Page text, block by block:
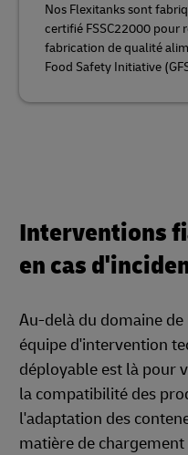
Nos Flexitanks sont
certifié FSSC22000 pour
fabrication de qualité
Food Safety Initiative
Interventions
en cas
Au-delà du domaine
équipe d'intervention
déployable est là pour
la compatibilité des
l'adaptation des
matière de